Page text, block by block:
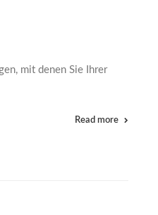
mit denen Sie Ihrer
Read more